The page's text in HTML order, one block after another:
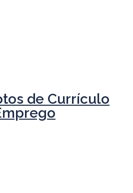
de Currículo